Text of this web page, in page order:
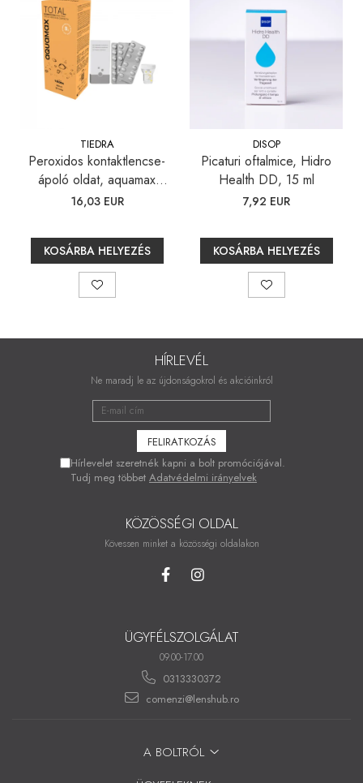
TIEDRA
Peroxidos kontaktlencse-
ápoló oldat, aquamax
TOTAL, 360 ml
16,03 EUR
KOSÁRBA HELYEZÉS
DISOP
Picaturi oftalmice, Hidro
Health DD, 15 ml
7,92 EUR
KOSÁRBA HELYEZÉS
HÍRLEVÉL
Ne maradj le az újdonságokrol és akcióinkról
Hírlevelet szeretnék kapni a bolt promóciójával.
Tudj meg többet Adatvédelmi irányelvek
KÖZÖSSÉGI OLDAL
Kövessen minket a közösségi oldalakon
ÜGYFÉLSZOLGÁLAT
09.00-17.00
0313330372
comenzi@lenshub.ro
A BOLTRÓL